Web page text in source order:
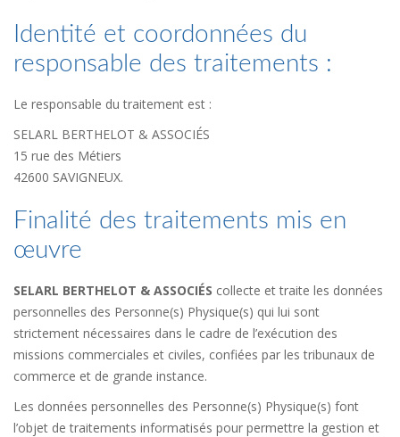
Identité et coordonnées du
responsable des traitements :
Le responsable du traitement est :
SELARL BERTHELOT & ASSOCIÉS
15 rue des Métiers
42600 SAVIGNEUX.
Finalité des traitements mis en
œuvre
SELARL BERTHELOT & ASSOCIÉS collecte et traite les données
personnelles des Personne(s) Physique(s) qui lui sont
strictement nécessaires dans le cadre de l’exécution des
missions commerciales et civiles, confiées par les tribunaux de
commerce et de grande instance.
Les données personnelles des Personne(s) Physique(s) font
l’objet de traitements informatisés pour permettre la gestion et